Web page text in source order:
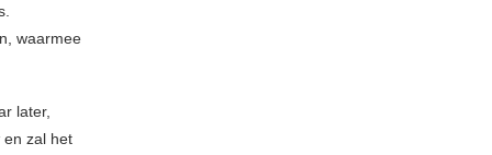
waarmee
later,
en zal het